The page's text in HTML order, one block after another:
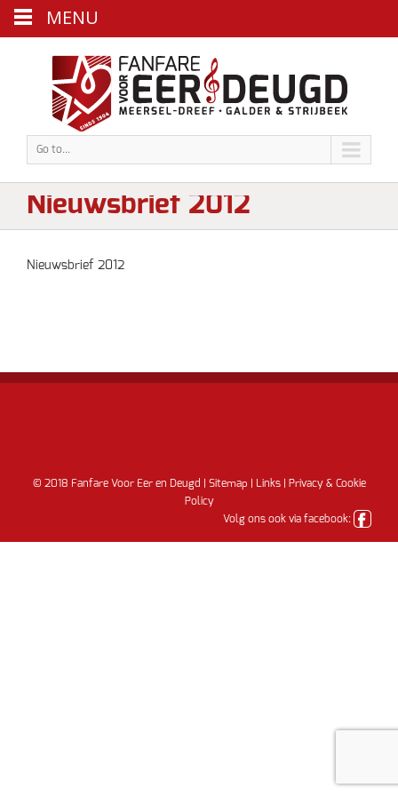
Go to...
Nieuwsbrief 2012
Nieuwsbrief 2012
© 2018 Fanfare Voor Eer en Deugd | Sitemap Links|
Privacy & Cookie
Policy
Volg ons ook via facebook:
MENU